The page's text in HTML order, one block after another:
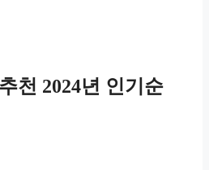
천 2024년 인기순